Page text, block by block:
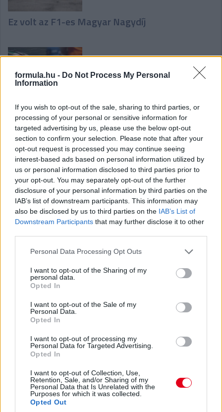
formula.hu - Do Not Process My Personal
Information
If you wish to opt-out of the sale, sharing to third parties, or
processing of your personal or sensitive information for
targeted advertising by us, please use the below opt-out
section to confirm your selection. Please note that after your
opt-out request is processed you may continue seeing
interest-based ads based on personal information utilized by
us or personal information disclosed to third parties prior to
your opt-out. You may separately opt-out of the further
disclosure of your personal information by third parties on the
IAB’s list of downstream participants. This information may
also be disclosed by us to third parties on the IAB’s List of
Downstream Participants that may further disclose it to other
Please note that this website/app uses one or more Google
not limited to your visit or usage behaviour. You may click to
grant or deny consent to Google and its third-party tags to
use your data for below specified purposes in below Google
consent section.
Personal Data Processing Opt Outs
I want to opt-out of the Sharing of my
personal data.
Opted In
I want to opt-out of the Sale of my
Personal Data.
Opted In
I want to opt-out of processing my
Personal Data for Targeted Advertising.
Opted In
I want to opt-out of Collection, Use,
Retention, Sale, and/or Sharing of my
Personal Data that Is Unrelated with the
Purposes for which it was collected.
Opted Out
Ez volt az F1-es Magyar Nagydíj
Így zajlott az F1-es Magyar Nagydíj időmérő
edzése
Ez volt az F1-es Magyar Nagydíj harmadik
szabadedzése
Ez volt az F1-es Magyar Nagydíj második
szabadedzése
Ez volt az F1-es Magyar Nagydíj első edzése